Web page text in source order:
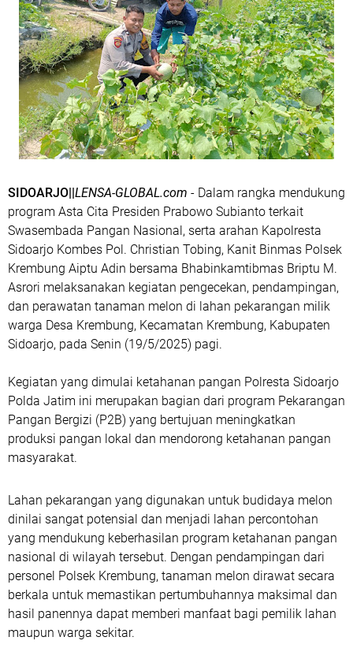
SIDOARJO||LENSA-GLOBAL.com - Dalam rangka mendukung
program Asta Cita Presiden Prabowo Subianto terkait
Swasembada Pangan Nasional, serta arahan Kapolresta
Sidoarjo Kombes Pol. Christian Tobing, Kanit Binmas Polsek
Krembung Aiptu Adin bersama Bhabinkamtibmas Briptu M.
Asrori melaksanakan kegiatan pengecekan, pendampingan,
dan perawatan tanaman melon di lahan pekarangan milik
warga Desa Krembung, Kecamatan Krembung, Kabupaten
Sidoarjo, pada Senin (19/5/2025) pagi.
Kegiatan yang dimulai ketahanan pangan Polresta Sidoarjo
Polda Jatim ini merupakan bagian dari program Pekarangan
Pangan Bergizi (P2B) yang bertujuan meningkatkan
produksi pangan lokal dan mendorong ketahanan pangan
masyarakat.
Lahan pekarangan yang digunakan untuk budidaya melon
dinilai sangat potensial dan menjadi lahan percontohan
yang mendukung keberhasilan program ketahanan pangan
nasional di wilayah tersebut. Dengan pendampingan dari
personel Polsek Krembung, tanaman melon dirawat secara
berkala untuk memastikan pertumbuhannya maksimal dan
hasil panennya dapat memberi manfaat bagi pemilik lahan
maupun warga sekitar.